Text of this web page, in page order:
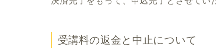
受講料の返金と中止について